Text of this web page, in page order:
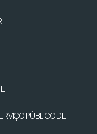
PÚBLICO DE